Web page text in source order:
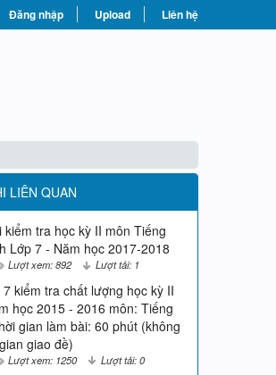
Đăng nhập Upload Liên hệ
LIÊN QUAN
kiểm tra học kỳ II môn Tiếng
Lớp 7 - Năm học 2017-2018
Lượt xem: 892 Lượt tải: 1
kiểm tra chất lượng học kỳ II
học 2015 - 2016 môn: Tiếng
gian làm bài: 60 phút (không
giao đề)
Lượt xem: 1250 Lượt tải: 0